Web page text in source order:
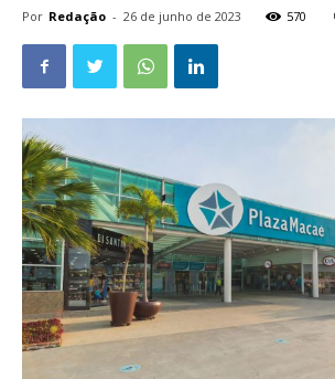
Por Redação - 26 de junho de 2023 570